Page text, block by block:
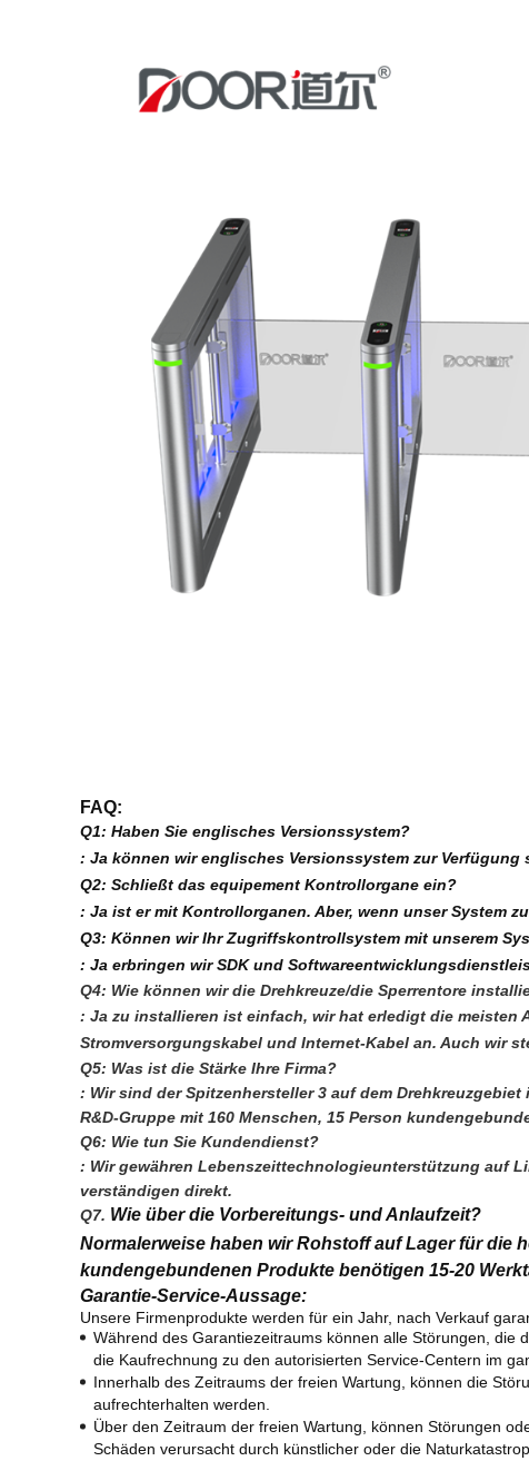
FAQ:
Q1: Haben Sie englisches Versionssystem?
: Ja können wir englisches Versionssystem zur
Q2: Schließt das equipement Kontrollorgane ein?
: Ja ist er mit Kontrollorganen. Aber, wenn unser System
Q3: Können wir Ihr Zugriffskontrollsystem mit unserem
: Ja erbringen wir SDK und
Q4: Wie können wir die Drehkreuze/die Sperrentore
: Ja zu installieren ist einfach, wir hat erledigt die meisten
Stromversorgungskabel und Internet-Kabel an. Auch wir
Q5: Was ist die Stärke Ihre Firma?
: Wir sind der Spitzenhersteller 3 auf dem
R&D-Gruppe mit 160 Menschen, 15 Person
Q6: Wie tun Sie Kundendienst?
: Wir gewähren Lebenszeittechnologieunterstützung auf
verständigen direkt.
Q7. Wie über die Vorbereitungs- und Anlaufzeit?
Normalerweise haben wir Rohstoff auf Lager für die
kundengebundenen Produkte benötigen 15-20
Garantie-Service-Aussage:
Unsere Firmenprodukte werden für ein Jahr, nach Verkauf
Während des Garantiezeitraums können alle Störungen, die
die Kaufrechnung zu den autorisierten Service-Centern im
Innerhalb des Zeitraums der freien Wartung, können die
aufrechterhalten werden.
Über den Zeitraum der freien Wartung, können Störungen
Schäden verursacht durch künstlicher oder die